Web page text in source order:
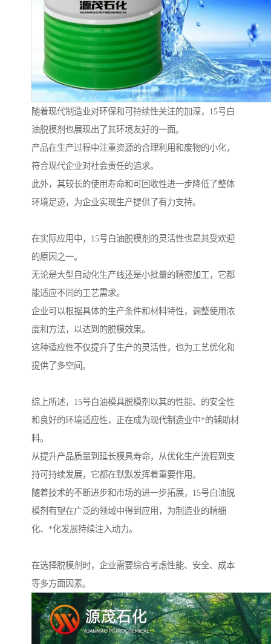
随着现代制造业对环保和可持续性关注的加深，15号白
油脱模剂也展现出了其环境友好的一面。
产品在生产过程中注重资源的合理利用和废物的小化，
符合现代企业对社会责任的追求。
此外，其较长的使用寿命和可回收性进一步降低了整体
环境足迹，为企业实现生产提供了有力支持。
在实际应用中，15号白油脱模剂的灵活性也是其受欢迎
的原因之一。
无论是大型自动化生产线还是小批量的精密加工，它都
能适应不同的工艺需求。
企业可以根据具体的生产条件和材料特性，调整使用浓
度和方法，以达到的脱模效果。
这种适应性不仅提升了生产的灵活性，也为工艺优化和
提供了多空间。
综上所述，15号白油模具脱模剂以其的性能、的安全性
和良好的环境适应性，正在成为现代制造业中*的辅助材
料。
从提升产品质量到延长模具寿命，从优化生产流程到支
持可持续发展，它都在默默发挥着重要作用。
随着技术的不断进步和市场的进一步拓展，15号白油脱
模剂有望在广泛的领域中得到应用，为制造业的精细
化、*化发展持续注入动力。
在选择脱模剂时，企业需要综合考虑性能、安全、成本
等多方面因素。